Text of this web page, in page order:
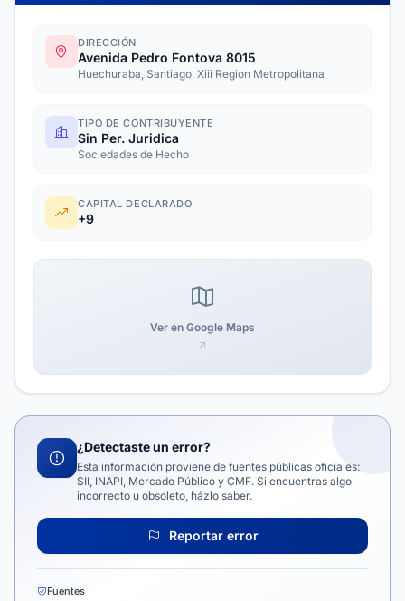
DIRECCIÓN
Avenida Pedro Fontova 8015
Huechuraba, Santiago, Xiii Region Metropolitana
TIPO DE CONTRIBUYENTE
Sin Per. Juridica
Sociedades de Hecho
CAPITAL DECLARADO
+9
Ver en Google Maps
¿Detectaste un error?
Esta información proviene de fuentes públicas oficiales:
SII, INAPI, Mercado Público y CMF. Si encuentras algo
incorrecto u obsoleto, házlo saber.
Reportar error
Fuentes